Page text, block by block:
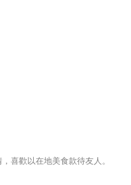
喜歡以在地美食款待友人。